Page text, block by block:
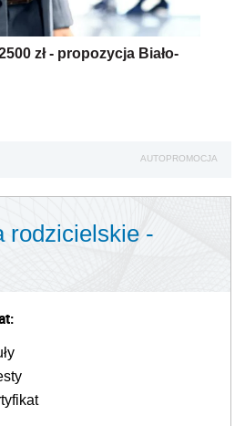
zł - propozycja Biało-
AUTOPROMOCJA
rodzicielskie -